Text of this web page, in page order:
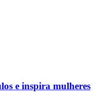
e inspira mulheres